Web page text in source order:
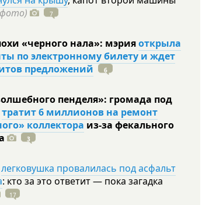
7
«черного нала»: мэрияоткрыла
по электронному билету и ждет
предложений
6
пенделя»: громада под
тратит 6 миллионов на ремонт
коллектора из-за фекального
3
легковушка провалилась под асфальт
: кто за это ответит — пока загадка
17